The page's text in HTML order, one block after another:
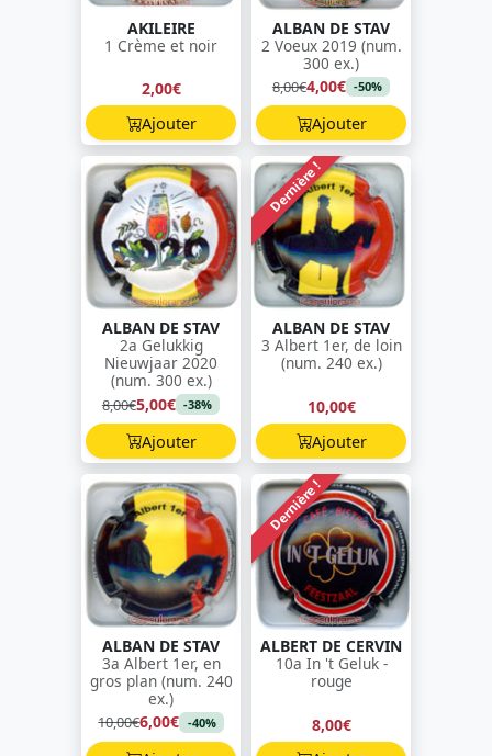
AKILEIRE
1 Crème et noir
2,00€
Ajouter
ALBAN DE STAV
2 Voeux 2019 (num.
300 ex.)
8,00€4,00€ -50%
Ajouter
ALBAN DE STAV
2a Gelukkig
Nieuwjaar 2020
(num. 300 ex.)
8,00€5,00€ -38%
Ajouter
Dernière !
ALBAN DE STAV
3 Albert 1er, de loin
(num. 240 ex.)
10,00€
Ajouter
ALBAN DE STAV
3a Albert 1er, en
gros plan (num. 240
ex.)
10,00€6,00€ -40%
Dernière !
ALBERT DE CERVIN
10a In 't Geluk -
rouge
8,00€